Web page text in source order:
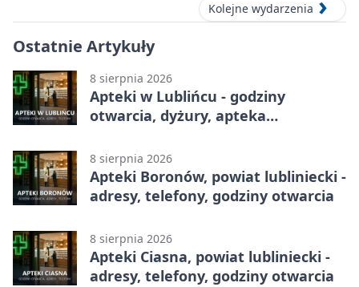
Kolejne wydarzenia
Ostatnie Artykuły
8 sierpnia 2026
Apteki w Lublińcu - godziny
otwarcia, dyżury, apteka
8 sierpnia 2026
Apteki Boronów, powiat lubliniecki -
adresy, telefony, godziny otwarcia
8 sierpnia 2026
Apteki Ciasna, powiat lubliniecki -
adresy, telefony, godziny otwarcia